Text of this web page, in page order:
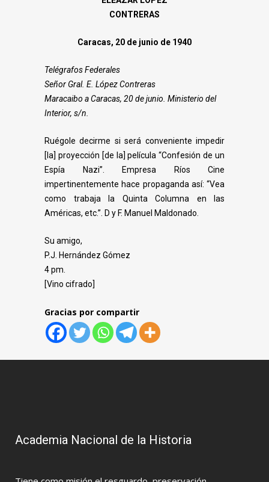
CONTRERAS
Caracas, 20 de junio de 1940
Telégrafos Federales
Señor Gral. E. López Contreras
Maracaibo a Caracas, 20 de junio. Ministerio del
Interior, s/n.
Ruégole decirme si será conveniente impedir
[la] proyección [de la] película“Confesión de un
Espía Nazi”. Empresa Ríos Cine
impertinentemente hace propaganda así: “Vea
como trabaja la Quinta Columna en las
Américas, etc.”. D y F. Manuel Maldonado.
Su amigo,
P.J. Hernández Gómez
4 pm.
[Vino cifrado]
Gracias por compartir
Academia Nacional de la Historia